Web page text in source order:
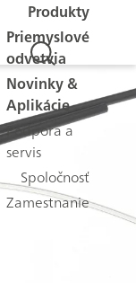
Produkty
Priemyslové
odvetvia
Novinky &
Aplikácie
Podpora a
servis
Spoločnosť
Zamestnanie